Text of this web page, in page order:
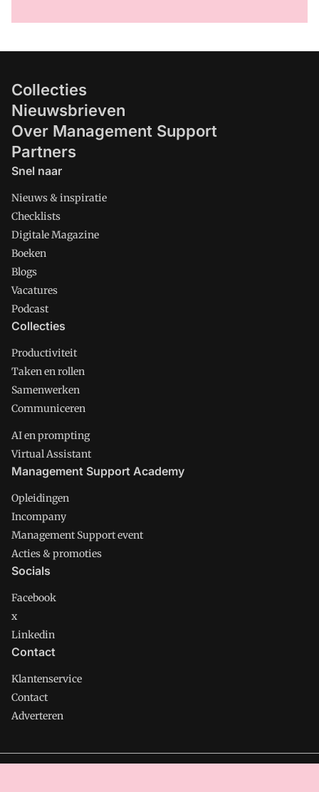
Collecties
Nieuwsbrieven
Over Management Support
Partners
Snel naar
Nieuws & inspiratie
Checklists
Digitale Magazine
Boeken
Blogs
Vacatures
Podcast
Collecties
Productiviteit
Taken en rollen
Samenwerken
Communiceren
AI en prompting
Virtual Assistant
Management Support Academy
Opleidingen
Incompany
Management Support event
Acties & promoties
Socials
Facebook
x
Linkedin
Contact
Klantenservice
Contact
Adverteren